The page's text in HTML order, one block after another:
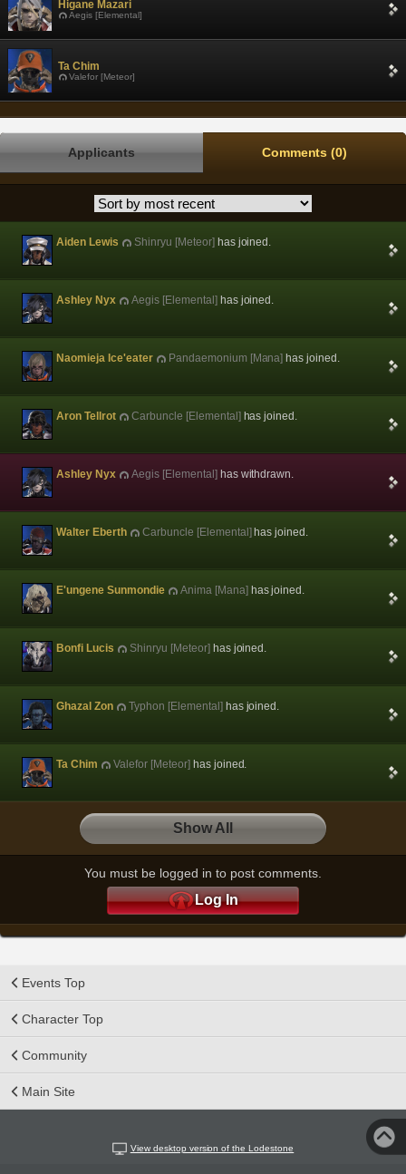
Higane Mazari
Aegis [Elemental]
Ta Chim
Valefor [Meteor]
Applicants Comments (0)
Aiden Lewis Shinryu [Meteor]has joined.
Ashley Nyx Aegis [Elemental]has joined.
Naomieja Ice'eater Pandaemonium [Mana] has joined.
Aron Tellrot Carbuncle [Elemental]has joined.
Ashley Nyx Aegis [Elemental]has withdrawn.
Walter Eberth Carbuncle [Elemental]has joined.
E'ungene Sunmondie Anima [Mana]has joined.
Bonfi Lucis Shinryu [Meteor]has joined.
Ghazal Zon Typhon [Elemental]has joined.
Ta Chim Valefor [Meteor]has joined.
Show All
You must be logged in to post comments.
Log In
Events Top
Character Top
Community
Main Site
View desktop version of the Lodestone